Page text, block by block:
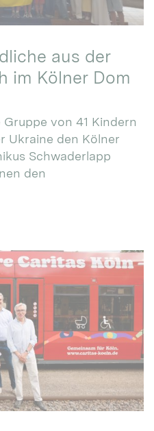
aus der
im Kölner Dom
Gruppe von 41 Kindern
Ukraine den Kölner
Schwaderlapp
den